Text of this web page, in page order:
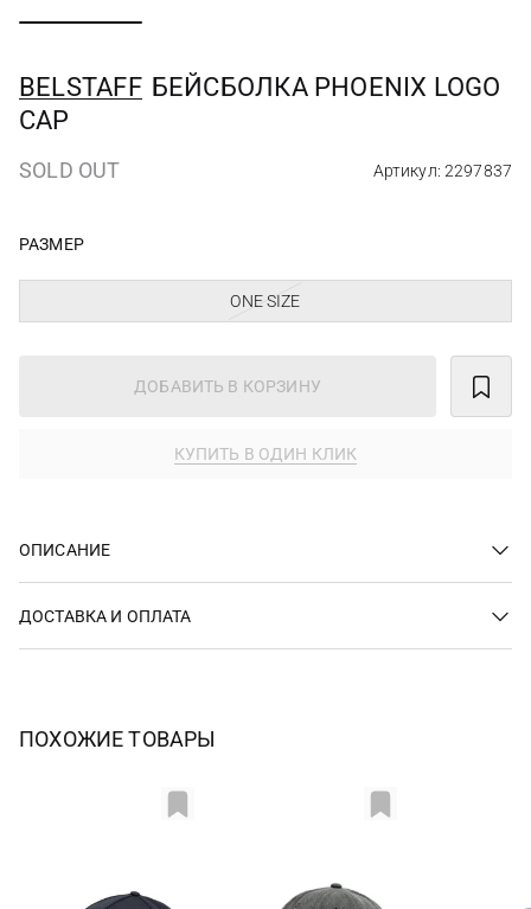
BELSTAFF БЕЙСБОЛКА PHOENIX LOGO
CAP
SOLD OUT Артикул: 2297837
РАЗМЕР
ONE SIZE
ДОБАВИТЬ В КОРЗИНУ
КУПИТЬ В ОДИН КЛИК
ОПИСАНИЕ
ДОСТАВКА И ОПЛАТА
ПОХОЖИЕ ТОВАРЫ